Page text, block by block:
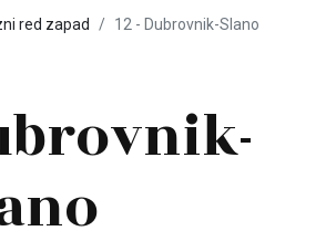
red zapad 12 - Dubrovnik-Slano